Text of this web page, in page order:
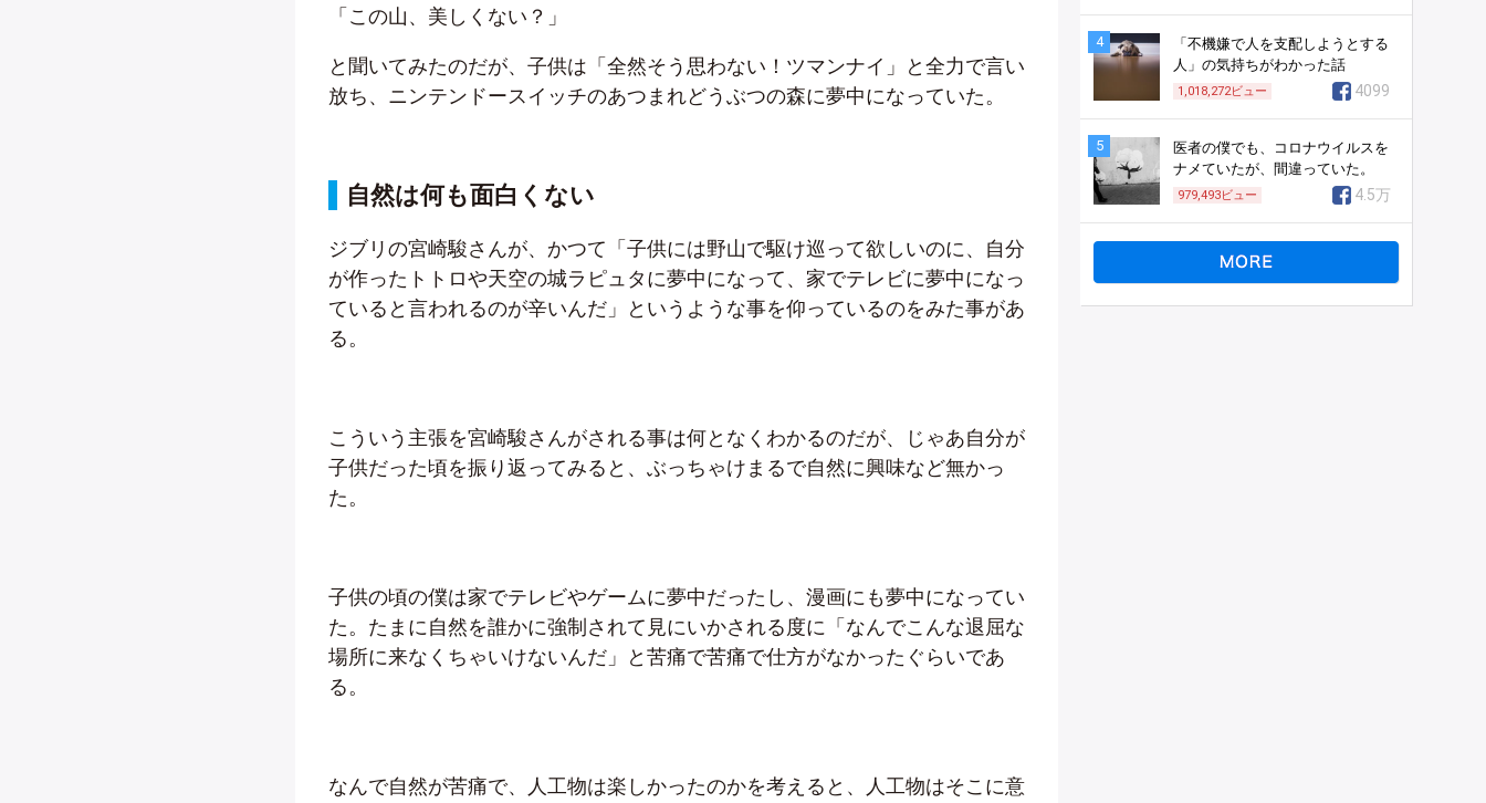
「この山、美しくない？」
と聞いてみたのだが、子供は「全然そう思わない！ツマンナイ」と全力で言い
放ち、ニンテンドースイッチのあつまれどうぶつの森に夢中になっていた。
自然は何も面白くない
ジブリの宮崎駿さんが、かつて「子供には野山で駆け巡って欲しいのに、自分
が作ったトトロや天空の城ラピュタに夢中になって、家でテレビに夢中になっ
ていると言われるのが辛いんだ」というような事を仰っているのをみた事があ
る。
こういう主張を宮崎駿さんがされる事は何となくわかるのだが、じゃあ自分が
子供だった頃を振り返ってみると、ぶっちゃけまるで自然に興味など無かっ
た。
子供の頃の僕は家でテレビやゲームに夢中だったし、漫画にも夢中になってい
た。たまに自然を誰かに強制されて見にいかされる度に「なんでこんな退屈な
場所に来なくちゃいけないんだ」と苦痛で苦痛で仕方がなかったぐらいであ
る。
なんで自然が苦痛で、人工物は楽しかったのかを考えると、人工物はそこに意
4
「不機嫌で人を支配しようとする
人」の気持ちがわかった話
1,018,272ビュー 4099
5
医者の僕でも、コロナウイルスを
ナメていたが、間違っていた。
979,493ビュー 4.5万